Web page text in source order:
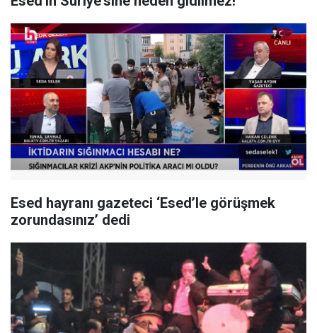
Esed hayranı gazeteci ‘Esed’le görüşmek
zorundasınız’ dedi